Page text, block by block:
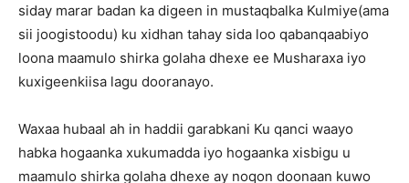
siday marar badan ka digeen in mustaqbalka Kulmiye(ama
sii joogistoodu) ku xidhan tahay sida loo qabanqaabiyo
loona maamulo shirka golaha dhexe ee Musharaxa iyo
kuxigeenkiisa lagu dooranayo.
Waxaa hubaal ah in haddii garabkani Ku qanci waayo
habka hogaanka xukumadda iyo hogaanka xisbigu u
maamulo shirka golaha dhexe ay noqon doonaan kuwo